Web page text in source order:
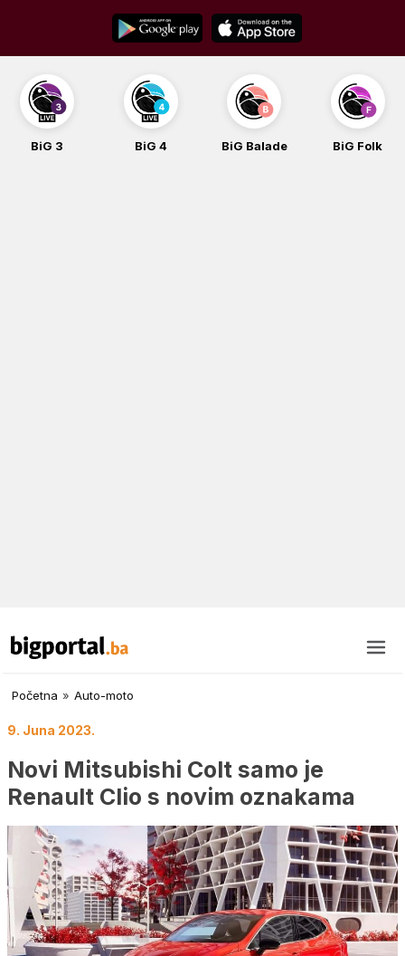
content
BiG 3 BiG 4 BiG Balade BiG Folk
Početna » Auto-moto
9. Juna 2023.
Novi Mitsubishi Colt samo je
Renault Clio s novim oznakama